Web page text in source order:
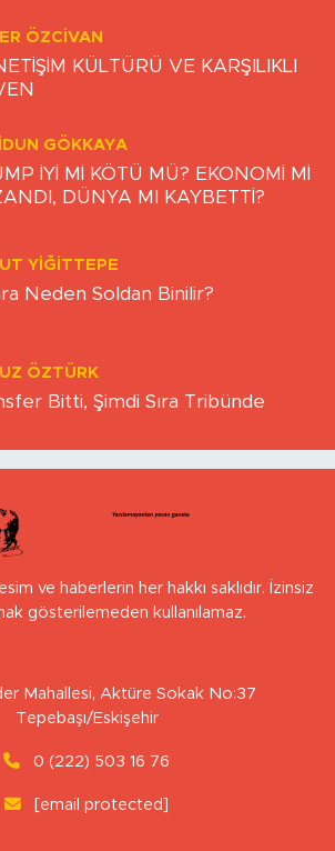
ÖZCIVAN
KÜLTÜRÜ VE KARŞILIKLI
GÖKKAYA
İYİ Mİ KÖTÜ MÜ? EKONOMİ Mİ
DÜNYA MI KAYBETTİ?
YİĞİTTEPE
Neden Soldan Binilir?
ÖZTÜRK
Bitti, Şimdi Sıra Tribünde
ve haberlerin her hakkı saklıdır. İzinsiz
gösterilemeden kullanılamaz.
Mahallesi, Aktüre Sokak No:37
Tepebaşı/Eskişehir
0 (222) 503 16 76
[email protected]